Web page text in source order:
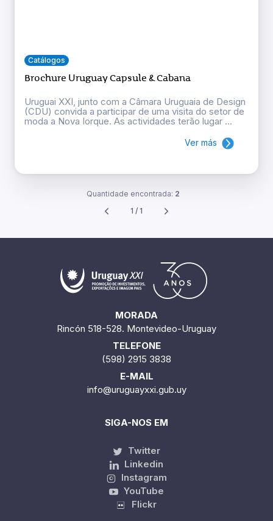
Catálogos
Brochure Uruguay Capsule & Cabana
Uruguai XXI, junto com a Câmara Uruguaia de Design
(CDU) convida a participar de uma visita do setor de
moda a Nova Iorque. As actividades terão lugar ...
Ver más
Quantidade encontrada: 2
1 / 1
MORADA
Rincón 518-528. Montevideo-Uruguay
TELEFONE
(598) 2915 3838
E-MAIL
info@uruguayxxi.gub.uy
SIGA-NOS EM
Twitter
Linkedin
Instagram
YouTube
Flickr